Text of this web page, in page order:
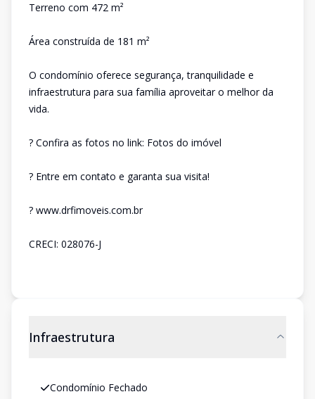
Terreno com 472 m²
Área construída de 181 m²
O condomínio oferece segurança, tranquilidade e
infraestrutura para sua família aproveitar o melhor da
vida.
? Confira as fotos no link: Fotos do imóvel
? Entre em contato e garanta sua visita!
? www.drfimoveis.com.br
CRECI: 028076-J
Infraestrutura
Condomínio Fechado